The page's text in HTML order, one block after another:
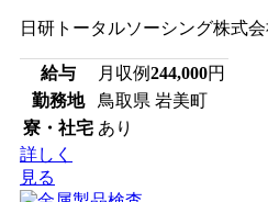
日研トータルソーシング株式
給与 月収例244,000円
勤務地
鳥取県 岩美町
寮・社宅 あり
詳しく
見る